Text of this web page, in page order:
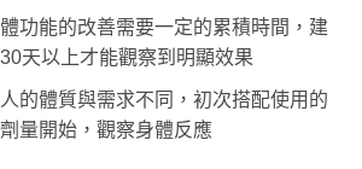
體功能的改善需要一定的累積時間，建
天以上才能觀察到明顯效果
的體質與需求不同，初次搭配使用的
量開始，觀察身體反應